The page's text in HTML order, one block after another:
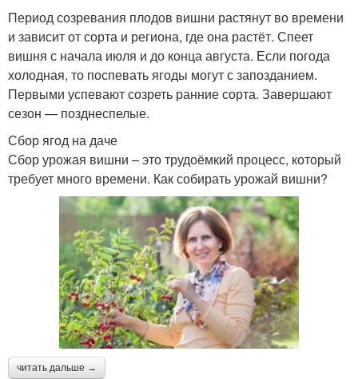
Период созревания плодов вишни растянут во времени
и зависит от сорта и региона, где она растёт. Спеет
вишня с начала июля и до конца августа. Если погода
холодная, то поспевать ягоды могут с запозданием.
Первыми успевают созреть ранние сорта. Завершают
сезон — позднеспелые.
Сбор ягод на даче
Сбор урожая вишни – это трудоёмкий процесс, который
требует много времени. Как собирать урожай вишни?
читать дальше →